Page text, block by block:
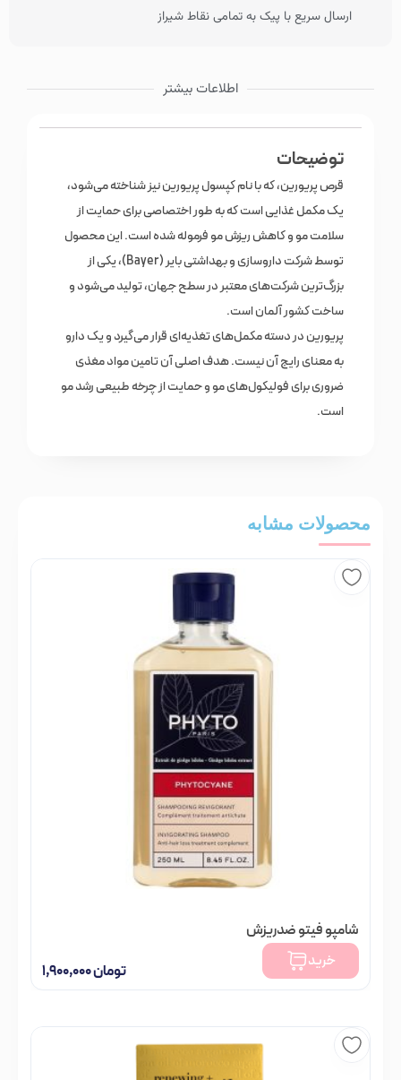
ارسال سریع با پیک به تمامی نقاط شیراز
اطلاعات بیشتر
توضیحات
قرص پریورین، که با نام کپسول پریورین نیز شناخته می‌شود،
یک مکمل غذایی است که به طور اختصاصی برای حمایت از
سلامت مو و کاهش ریزش مو فرموله شده است. این محصول
توسط شرکت داروسازی و بهداشتی بایر (Bayer)، یکی از
بزرگ‌ترین شرکت‌های معتبر در سطح جهان، تولید می‌شود و
ساخت کشور آلمان است.
پریورین در دسته مکمل‌های تغذیه‌ای قرار می‌گیرد و یک دارو
به معنای رایج آن نیست. هدف اصلی آن تامین مواد مغذی
ضروری برای فولیکول‌های مو و حمایت از چرخه طبیعی رشد مو
است.
محصولات مشابه
شامپو فیتو ضدریزش
تومان
خرید